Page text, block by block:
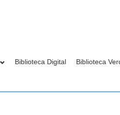
Biblioteca Digital Biblioteca